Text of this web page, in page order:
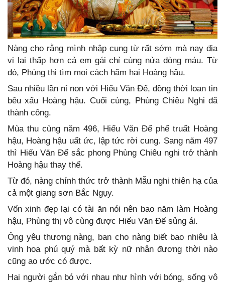
Nàng cho rằng mình nhập cung từ rất sớm mà nay địa
vị lại thấp hơn cả em gái chỉ cùng nửa dòng máu. Từ
đó, Phùng thị tìm mọi cách hãm hại Hoàng hậu.
Sau nhiều lần nỉ non với Hiếu Văn Đế, đồng thời loan tin
bêu xấu Hoàng hậu. Cuối cùng, Phùng Chiêu Nghi đã
thành công.
Mùa thu cùng năm 496, Hiếu Văn Đế phế truất Hoàng
hậu, Hoàng hậu uất ức, lập tức rời cung. Sang năm 497
thì Hiếu Văn Đế sắc phong Phùng Chiêu nghi trở thành
Hoàng hậu thay thế.
Từ đó, nàng chính thức trở thành Mẫu nghi thiên hạ của
cả một giang sơn Bắc Ngụy.
Vốn xinh đẹp lại có tài ăn nói nên bao năm làm Hoàng
hậu, Phùng thị vô cùng được Hiếu Văn Đế sủng ái.
Ông yêu thương nàng, ban cho nàng biết bao nhiêu là
vinh hoa phú quý mà bất kỳ nữ nhân đương thời nào
cũng ao ước có được.
Hai người gắn bó với nhau như hình với bóng, sống vô